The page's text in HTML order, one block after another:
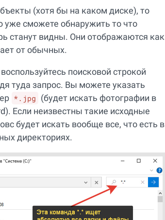
(хотя бы на каком диске), то
уже сможете обнаружить то что
станут видны. Они отображаются как
от обычных.
поисковой строкой
туда запрос. Вы можете указать
*.jpg (будет искать фотографии в
Если неизвестны такие исходные
будет искать вообще все, что есть в
директориях.